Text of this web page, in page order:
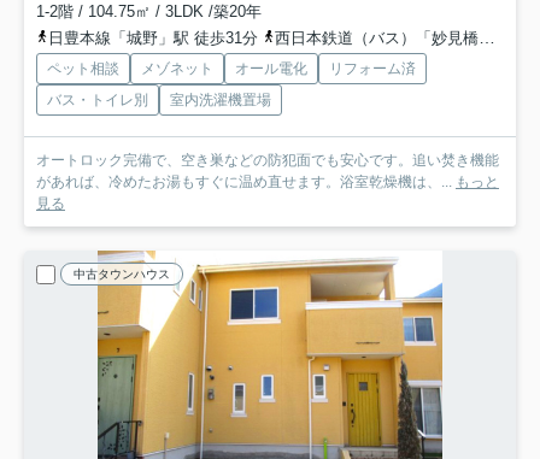
1-2階 / 104.75㎡ / 3LDK /築20年
日豊本線「城野」駅 徒歩31分
西日本鉄道（バス）「妙見橋（福岡県）」バス停下車 徒歩8分
ペット相談 メゾネット オール電化
リフォーム済
バス・トイレ別
室内洗濯機置場
オートロック完備で、空き巣などの防犯面でも安心です。追い焚き機能
があれば、冷めたお湯もすぐに温め直せます。浴室乾燥機は、... もっと
見る
中古タウンハウス